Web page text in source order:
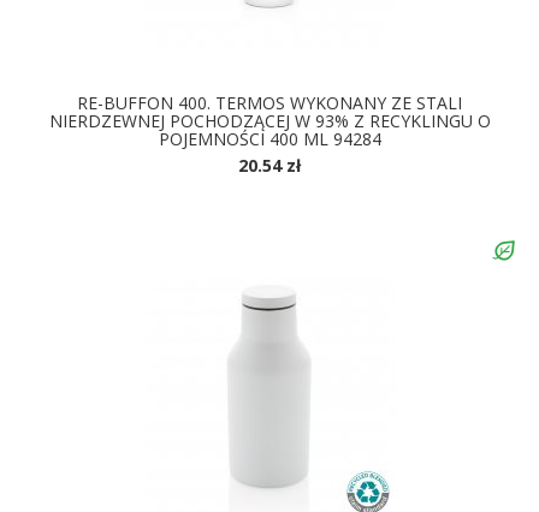
RE-BUFFON 400. TERMOS WYKONANY ZE STALI
NIERDZEWNEJ POCHODZĄCEJ W 93% Z RECYKLINGU O
POJEMNOŚCI 400 ML 94284
20.54 zł